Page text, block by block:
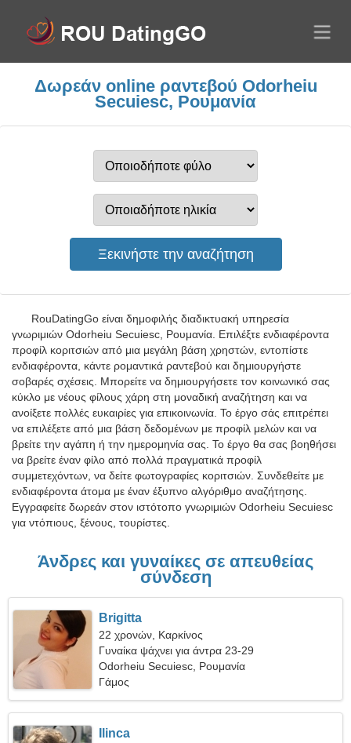
Δωρεάν online ραντεβού Odorheiu
Secuiesc, Ρουμανία
RouDatingGo είναι δημοφιλής διαδικτυακή υπηρεσία
γνωριμιών Odorheiu Secuiesc, Ρουμανία. Επιλέξτε ενδιαφέροντα
προφίλ κοριτσιών από μια μεγάλη βάση χρηστών, εντοπίστε
ενδιαφέροντα, κάντε ρομαντικά ραντεβού και δημιουργήστε
σοβαρές σχέσεις. Μπορείτε να δημιουργήσετε τον κοινωνικό σας
κύκλο με νέους φίλους χάρη στη μοναδική αναζήτηση και να
ανοίξετε πολλές ευκαιρίες για επικοινωνία. Το έργο σάς επιτρέπει
να επιλέξετε από μια βάση δεδομένων με προφίλ μελών και να
βρείτε την αγάπη ή την ημερομηνία σας. Το έργο θα σας βοηθήσει
να βρείτε έναν φίλο από πολλά πραγματικά προφίλ
συμμετεχόντων, να δείτε φωτογραφίες κοριτσιών. Συνδεθείτε με
ενδιαφέροντα άτομα με έναν έξυπνο αλγόριθμο αναζήτησης.
Εγγραφείτε δωρεάν στον ιστότοπο γνωριμιών Odorheiu Secuiesc
για ντόπιους, ξένους, τουρίστες.
Άνδρες και γυναίκες σε απευθείας
σύνδεση
Brigitta
22 χρονών, Καρκίνος
Γυναίκα ψάχνει για άντρα 23-29
Odorheiu Secuiesc, Ρουμανία
Γάμος
Ilinca